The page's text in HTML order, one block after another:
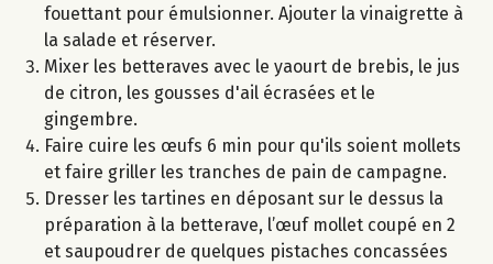
fouettant pour émulsionner. Ajouter la vinaigrette à
la salade et réserver.
Mixer les betteraves avec le yaourt de brebis, le jus
de citron, les gousses d'ail écrasées et le
gingembre.
Faire cuire les œufs 6 min pour qu'ils soient mollets
et faire griller les tranches de pain de campagne.
Dresser les tartines en déposant sur le dessus la
préparation à la betterave, l’œuf mollet coupé en 2
et saupoudrer de quelques pistaches concassées